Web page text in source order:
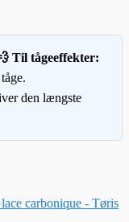
Til tågeeffekter:
den længste